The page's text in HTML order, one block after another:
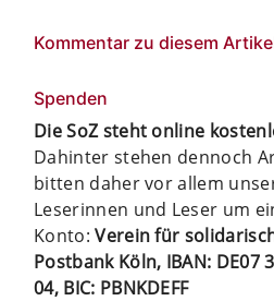
Kommentar zu diesem
Spenden
Die SoZ steht online
Dahinter stehen dennoch
bitten daher vor allem
Leserinnen und Leser um
Konto:Verein für
Postbank Köln, IBAN: DE07
04, BIC: PBNKDEFF